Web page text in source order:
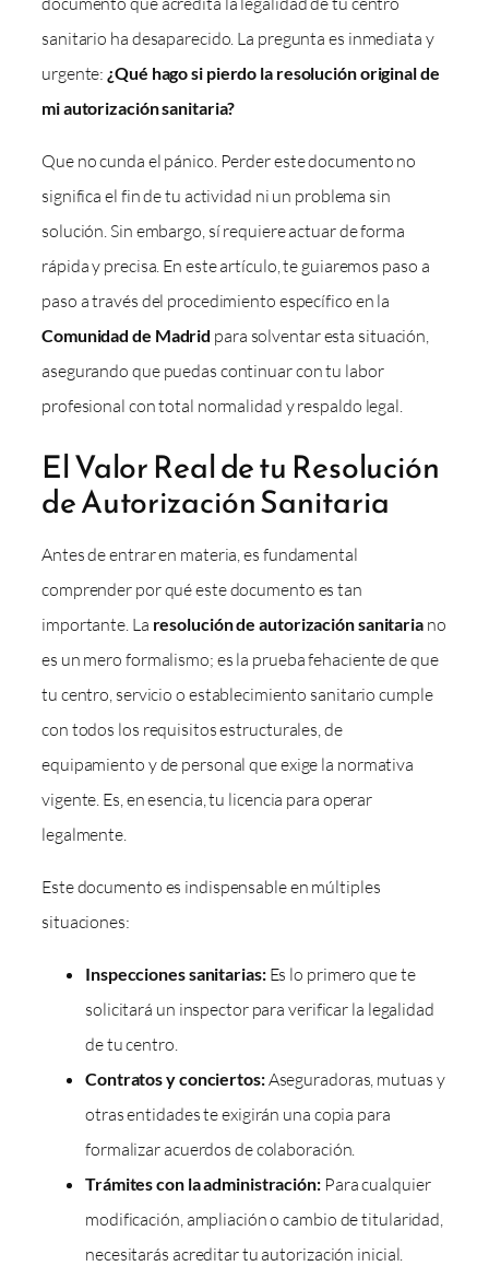
sanitario ha desaparecido. La pregunta es inmediata y
urgente:¿Qué hago si pierdo la resolución original de
mi autorización sanitaria?
Que no cunda el pánico. Perder este documento no
significa el fin de tu actividad ni un problema sin
solución. Sin embargo, sí requiere actuar de forma
rápida y precisa. En este artículo, te guiaremos paso a
paso a través del procedimiento específico en la
Comunidad de Madrid para solventar esta situación,
asegurando que puedas continuar con tu labor
profesional con total normalidad y respaldo legal.
El Valor Real de tu Resolución
de Autorización Sanitaria
Antes de entrar en materia, es fundamental
comprender por qué este documento es tan
importante. La resolución de autorización sanitariano
es un mero formalismo; es la prueba fehaciente de que
tu centro, servicio o establecimiento sanitario cumple
con todos los requisitos estructurales, de
equipamiento y de personal que exige la normativa
vigente. Es, en esencia, tu licencia para operar
legalmente.
Este documento es indispensable en múltiples
situaciones:
Inspecciones sanitarias:Es lo primero que te
solicitará un inspector para verificar la legalidad
de tu centro.
Contratos y conciertos:Aseguradoras, mutuas y
otras entidades te exigirán una copia para
formalizar acuerdos de colaboración.
Trámites con la administración:Para cualquier
modificación, ampliación o cambio de titularidad,
necesitarás acreditar tu autorización inicial.